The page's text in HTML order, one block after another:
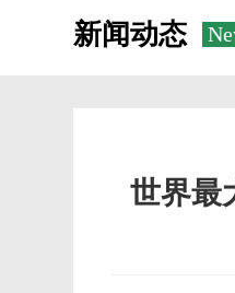
新闻动态
世界最